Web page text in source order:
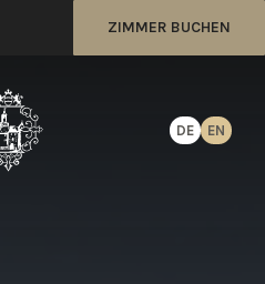
ZIMMER BUCHEN
DE EN